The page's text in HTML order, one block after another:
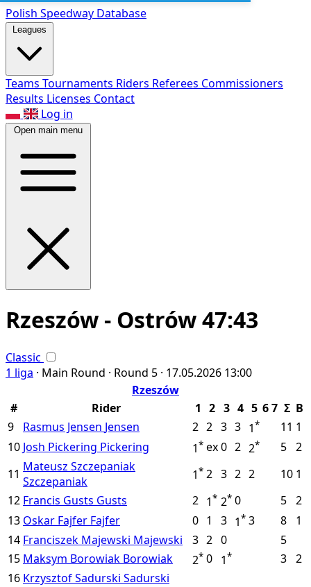
Polish Speedway Database
Leagues
Teams Tournaments Riders Referees Commissioners
Results Licenses Contact
Log in
Open main menu
Rzeszów - Ostrów 47:43
Classic
1 liga · Main Round · Round 5 · 17.05.2026 13:00
Rzeszów
#
Rider 1 2 3 4 5 67 Σ B
9
Rasmus Jensen Jensen 2 2 3 3 1* 11 1
10 Josh Pickering Pickering 1* ex0 2 2* 5 2
11 Mateusz Szczepaniak
Szczepaniak
1* 2 3 2 2 10 1
12 Francis Gusts Gusts 2 1* 2* 0 5 2
13 Oskar Fajfer Fajfer 0 1 3 1* 3 8
1
14 Franciszek Majewski Majewski 3 2 0
5
15 Maksym Borowiak Borowiak 2* 0 1* 3 2
16 Krzysztof Sadurski Sadurski